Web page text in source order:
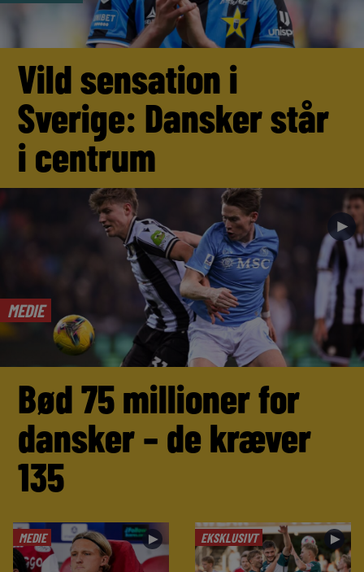
Vild sensation i
Sverige: Dansker står
i centrum
MEDIE
►
Bød 75 millioner for
dansker – de kræver
135
MEDIE ► EKSKLUSIVT ►